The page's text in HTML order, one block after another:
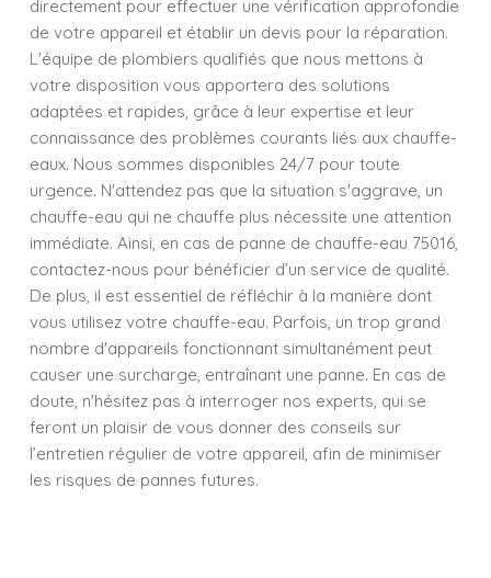
directement pour effectuer une vérification approfondie
de votre appareil et établir un devis pour la réparation.
L'équipe de plombiers qualifiés que nous mettons à
votre disposition vous apportera des solutions
adaptées et rapides, grâce à leur expertise et leur
connaissance des problèmes courants liés aux chauffe-
eaux. Nous sommes disponibles 24/7 pour toute
urgence. N'attendez pas que la situation s'aggrave, un
chauffe-eau qui ne chauffe plus nécessite une attention
immédiate. Ainsi, en cas de panne de chauffe-eau 75016,
contactez-nous pour bénéficier d’un service de qualité.
De plus, il est essentiel de réfléchir à la manière dont
vous utilisez votre chauffe-eau. Parfois, un trop grand
nombre d'appareils fonctionnant simultanément peut
causer une surcharge, entraînant une panne. En cas de
doute, n'hésitez pas à interroger nos experts, qui se
feront un plaisir de vous donner des conseils sur
l’entretien régulier de votre appareil, afin de minimiser
les risques de pannes futures.